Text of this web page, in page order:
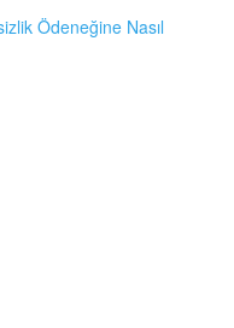
Ödeneğine Nasıl